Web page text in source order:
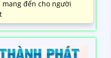
đến cho người